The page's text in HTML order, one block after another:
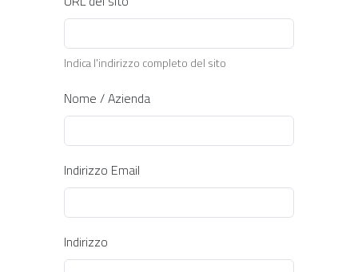
Indica l'indirizzo completo del sito
Nome / Azienda
Indirizzo Email
Indirizzo